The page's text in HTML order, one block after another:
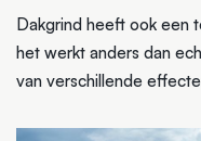
Dakgrind heeft ook een
het werkt anders dan
van verschillende